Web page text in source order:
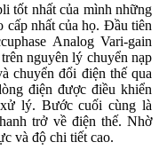
tốt nhất của mình những
cấp nhất của họ. Đầu tiên
Analog Vari-gain
nguyên lý chuyển nạp
chuyển đổi điện thế qua
điện được điều khiển
lý. Bước cuối cùng là
trở về điện thế. Nhờ
và độ chi tiết cao.